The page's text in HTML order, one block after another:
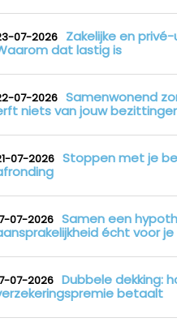
07-2026 Zakelijke en
dat lastig is
07-2026 Samenwonend
niets van jouw
07-2026 Stoppen met je
07-2026 Samen een
écht voor
07-2026 Dubbele dekking:
betaalt